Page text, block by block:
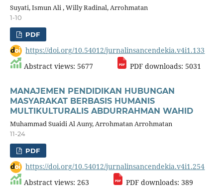
Suyati, Ismun Ali , Willy Radinal, Arrohmatan
1-10
PDF
https://doi.org/10.54012/jurnalinsancendekia.v4i1.133
Abstract views: 5677
PDF downloads: 5031
MANAJEMEN PENDIDIKAN HUBUNGAN
MASYARAKAT BERBASIS HUMANIS
MULTIKULTURALIS ABDURRAHMAN WAHID
Muhammad Suaidi Al Auny, Arrohmatan Arrohmatan
11-24
PDF
https://doi.org/10.54012/jurnalinsancendekia.v4i1.254
Abstract views: 263
PDF downloads: 389